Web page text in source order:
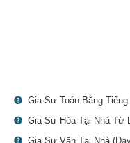
Gia Sư Toán Bằng
Gia Sư Hóa Tại Nhà Từ
Gia Sư Văn Tại Nhà